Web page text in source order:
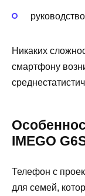
Никаких
смартфону
IMEGO
Телефон с
для семей,